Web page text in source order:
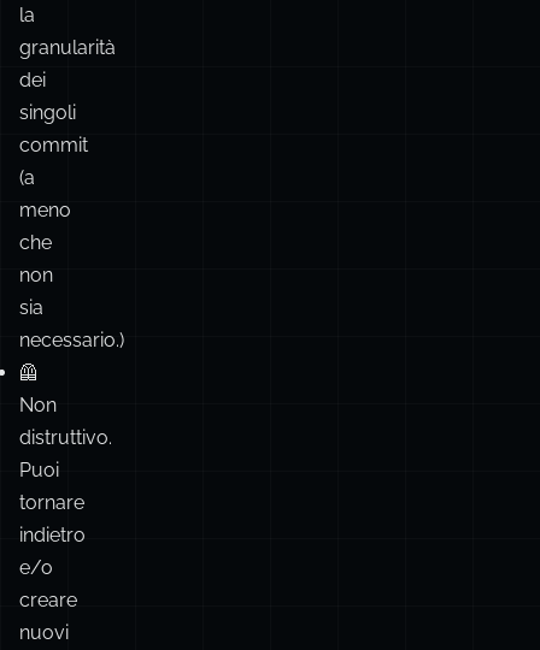
a
livello
di
PR/branch,
ignorando
la
granularità
dei
singoli
commit
(a
meno
che
non
sia
necessario.)
🦺
Non
distruttivo.
Puoi